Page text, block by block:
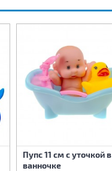
Пупс 11 см с уточкой в
ванночке